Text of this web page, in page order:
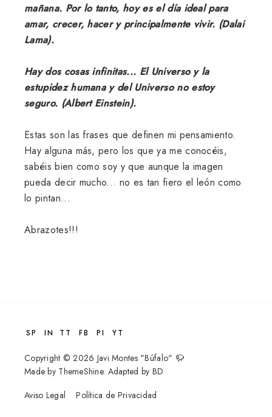
mañana. Por lo tanto, hoy es el día ideal para
amar, crecer, hacer y principalmente vivir. (Dalai
Lama).
Hay dos cosas infinitas... El Universo y la
estupidez humana y del Universo no estoy
seguro. (Albert Einstein).
Estas son las frases que definen mi pensamiento.
Hay alguna más, pero los que ya me conocéis,
sabéis bien como soy y que aunque la imagen
pueda decir mucho... no es tan fiero el león como
lo pintan...
Abrazotes!!!
SP IN TT FB PI YT
Copyright ©2026 Javi Montes "Búfalo" 🦬
Made by ThemeShine. Adapted by BD
Aviso Legal
Política de Privacidad